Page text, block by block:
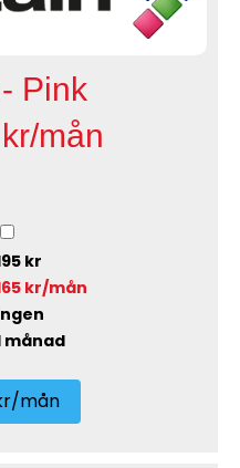
Pink
mån
kr
kr/mån
månad
mån